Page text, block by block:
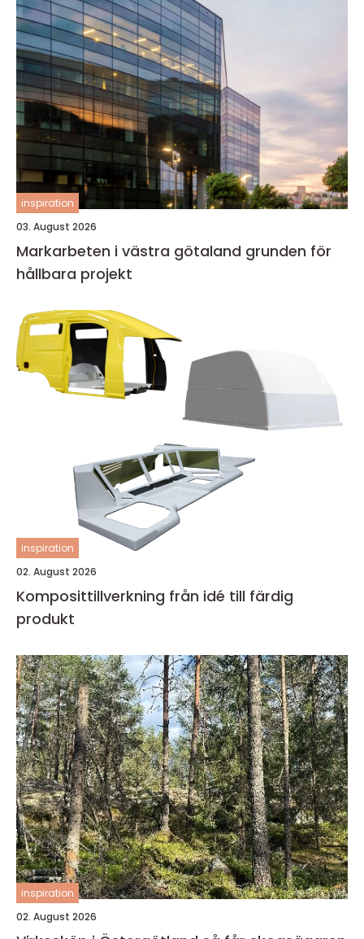
inspiration
03. August 2026
Markarbeten i västra götaland grunden för
hållbara projekt
inspiration
02. August 2026
Komposittillverkning från idé till färdig
produkt
inspiration
02. August 2026